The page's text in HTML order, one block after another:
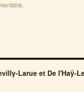
Larue et De l'Haÿ-